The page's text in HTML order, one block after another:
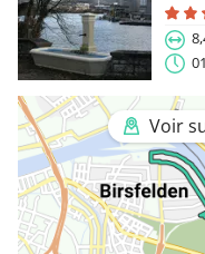
Voir